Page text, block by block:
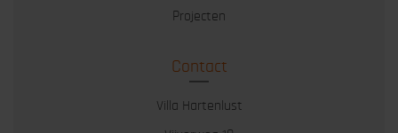
Projecten
Contact
Villa Hartenlust